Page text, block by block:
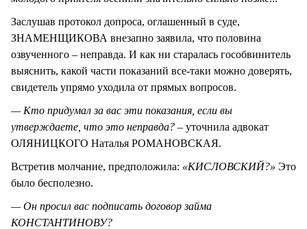
Заслушав протокол допроса, оглашенный в суде,
ЗНАМЕНЩИКОВА внезапно заявила, что половина
озвученного – неправда. И как ни старалась гособвинитель
выяснить, какой части показаний все-таки можно доверять,
свидетель упрямо уходила от прямых вопросов.
— Кто придумал за вас эти показания, если вы
утверждаете, что это неправда? – уточнила адвокат
ОЛЯНИЦКОГО Наталья РОМАНОВСКАЯ.
Встретив молчание, предположила: «КИСЛОВСКИЙ?» Это
было бесполезно.
— Он просил вас подписать договор займа
КОНСТАНТИНОВУ?